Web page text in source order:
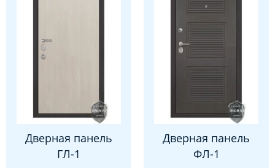
Дверная панель
ГЛ-1
Дверная панель
ФЛ-1